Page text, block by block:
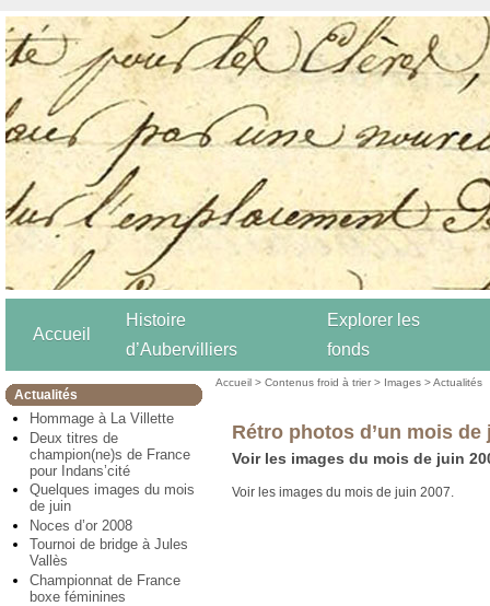
Accueil
Histoire
d’Aubervilliers
Explorer les
fonds
Actualités
Hommage à La Villette
Deux titres de
champion(ne)s de France
pour Indans’cité
Quelques images du mois
de juin
Noces d’or 2008
Tournoi de bridge à Jules
Vallès
Championnat de France
boxe féminines
Accueil >Contenus froid à trier > Images >Actualités
Rétro photos d’un mois
Voir les images du mois de juin
Voir les images du mois de juin 2007.